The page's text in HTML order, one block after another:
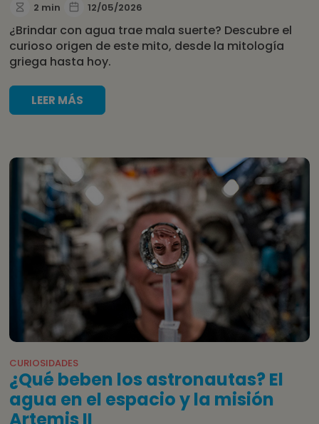
2 min 12/05/2026
¿Brindar con agua trae mala suerte? Descubre el
curioso origen de este mito, desde la mitología
griega hasta hoy.
LEER MÁS
CURIOSIDADES
¿Qué beben los astronautas? El
agua en el espacio y la misión